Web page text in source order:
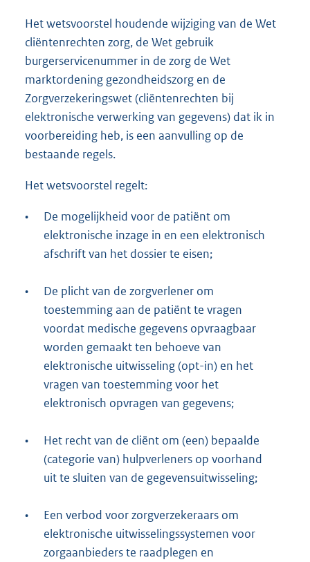
Het wetsvoorstel houdende wijziging van de Wet
cliëntenrechten zorg, de Wet gebruik
burgerservicenummer in de zorg de Wet
marktordening gezondheidszorg en de
Zorgverzekeringswet (cliëntenrechten bij
elektronische verwerking van gegevens) dat ik in
voorbereiding heb, is een aanvulling op de
bestaande regels.
Het wetsvoorstel regelt:
•
De mogelijkheid voor de patiënt om
elektronische inzage in en een elektronisch
afschrift van het dossier te eisen;
•
De plicht van de zorgverlener om
toestemming aan de patiënt te vragen
voordat medische gegevens opvraagbaar
worden gemaakt ten behoeve van
elektronische uitwisseling (opt-in) en het
vragen van toestemming voor het
elektronisch opvragen van gegevens;
•
Het recht van de cliënt om (een) bepaalde
(categorie van) hulpverleners op voorhand
uit te sluiten van de gegevensuitwisseling;
•
Een verbod voor zorgverzekeraars om
elektronische uitwisselingssystemen voor
zorgaanbieders te raadplegen en